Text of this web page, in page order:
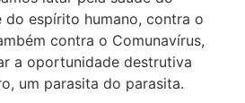
do espírito humano, contra o
contra o Comunavírus,
a oportunidade destrutiva
um parasita do parasita.